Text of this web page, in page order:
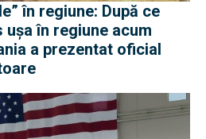
în regiune: După ce
ușa în regiune acum
a prezentat oficial